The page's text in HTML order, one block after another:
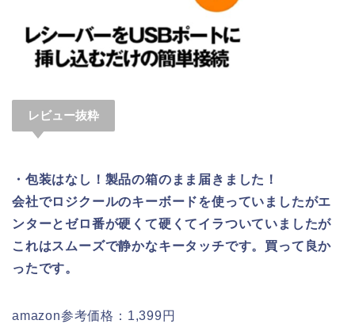
レビュー抜粋
・包装はなし！製品の箱のまま届きました！
会社でロジクールのキーボードを使っていましたがエ
ンターとゼロ番が硬くて硬くてイラついていましたが
これはスムーズで静かなキータッチです。買って良か
ったです。
amazon参考価格：1,399円